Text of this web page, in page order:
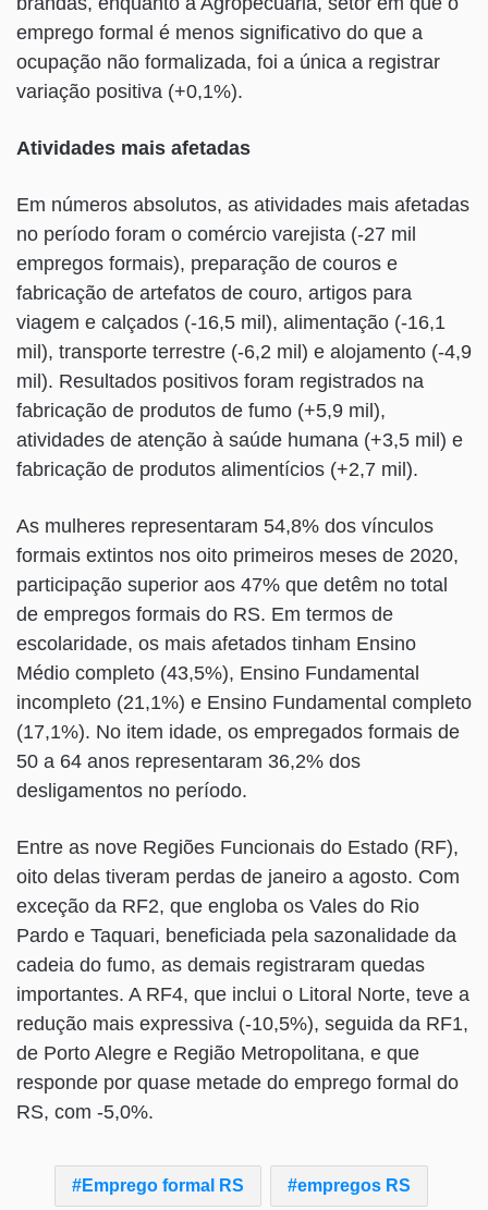
emprego formal é menos significativo do que a
ocupação não formalizada, foi a única a registrar
variação positiva (+0,1%).
Atividades mais afetadas
Em números absolutos, as atividades mais afetadas
no período foram o comércio varejista (-27 mil
empregos formais), preparação de couros e
fabricação de artefatos de couro, artigos para
viagem e calçados (-16,5 mil), alimentação (-16,1
mil), transporte terrestre (-6,2 mil) e alojamento (-4,9
mil). Resultados positivos foram registrados na
fabricação de produtos de fumo (+5,9 mil),
atividades de atenção à saúde humana (+3,5 mil) e
fabricação de produtos alimentícios (+2,7 mil).
As mulheres representaram 54,8% dos vínculos
formais extintos nos oito primeiros meses de 2020,
participação superior aos 47% que detêm no total
de empregos formais do RS. Em termos de
escolaridade, os mais afetados tinham Ensino
Médio completo (43,5%), Ensino Fundamental
incompleto (21,1%) e Ensino Fundamental completo
(17,1%). No item idade, os empregados formais de
50 a 64 anos representaram 36,2% dos
desligamentos no período.
Entre as nove Regiões Funcionais do Estado (RF),
oito delas tiveram perdas de janeiro a agosto. Com
exceção da RF2, que engloba os Vales do Rio
Pardo e Taquari, beneficiada pela sazonalidade da
cadeia do fumo, as demais registraram quedas
importantes. A RF4, que inclui o Litoral Norte, teve a
redução mais expressiva (-10,5%), seguida da RF1,
de Porto Alegre e Região Metropolitana, e que
responde por quase metade do emprego formal do
RS, com -5,0%.
Emprego formal RS empregos RS